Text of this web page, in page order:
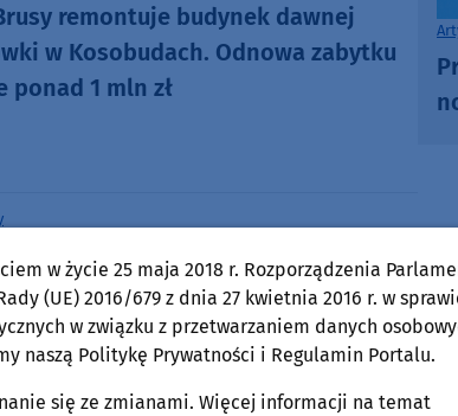
remontuje budynek dawnej
w Kosobudach. Odnowa zabytku
ponad 1 mln zł
im. Józefa Chełmowskiego w
Jagliach przechodzi renowację.
czyszczą strzechę na dachu
w życie 25 maja 2018 r. Rozporządzenia
(UE) 2016/679 z dnia 27 kwietnia 2016 r. w
w związku z przetwarzaniem danych
naszą Politykę Prywatności i Regulamin Portalu.
się ze zmianami. Więcej informacji na temat